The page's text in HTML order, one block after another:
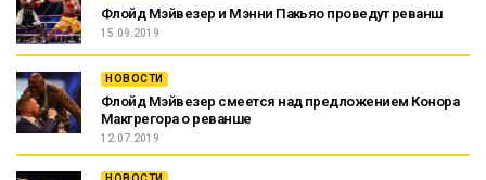
Флойд Мэйвезер и Мэнни Пакьяо проведут реванш
15.09.2019
НОВОСТИ
Флойд Мэйвезер смеется над предложением Конора
Макгрегора о реванше
12.07.2019